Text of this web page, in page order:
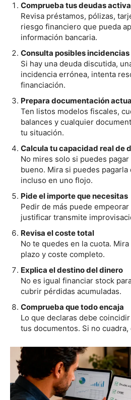
Comprueba tus deudas
Revisa préstamos, pólizas,
riesgo financiero que pueda
información bancaria.
Consulta posibles incidencias
Si hay una deuda discutida,
incidencia errónea, intenta
financiación.
Prepara documentación
Ten listos modelos fiscales,
balances y cualquier
tu situación.
Calcula tu capacidad real de
No mires solo si puedes
bueno. Mira si puedes pagarla
incluso en uno flojo.
Pide el importe que necesitas
Pedir de más puede
justificar transmite
Revisa el coste total
No te quedes en la cuota.
plazo y coste completo.
Explica el destino del dinero
No es igual financiar stock
cubrir pérdidas acumuladas.
Comprueba que todo encaja
Lo que declaras debe
tus documentos. Si no